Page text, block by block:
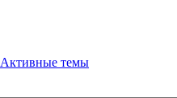
Активные темы